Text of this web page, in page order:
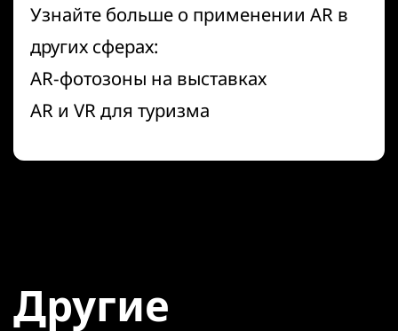
Узнайте больше о применении AR в
других сферах:
AR-фотозоны на выставках
AR и VR для туризма
Другие